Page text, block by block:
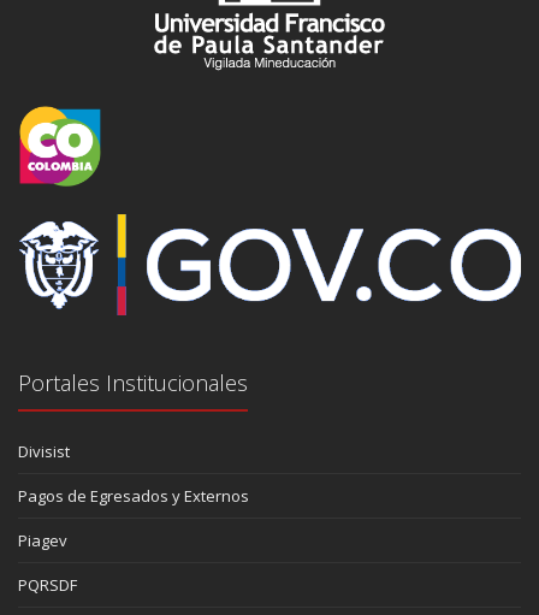
Portales Institucionales
Divisist
Pagos de Egresados y Externos
Piagev
PQRSDF